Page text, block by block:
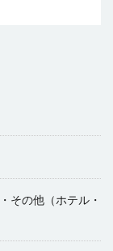
その他（ホテル・